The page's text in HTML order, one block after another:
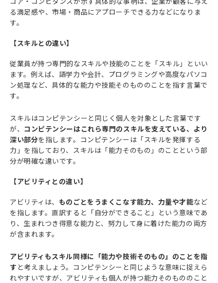
る満足感や、市場・商品にアプローチできる力などになりま
す。
【スキルとの違い】
従業員が持つ専門的なスキルや技能のことを「スキル」といい
ます。例えば、語学力や会計、プログラミングや高度なパソコ
ン処理など、具体的な能力や技能そのもののことを指す言葉で
す。
スキルはコンピテンシーと同じく個人を対象とした言葉です
が、 コンピテンシーはこれら専門のスキルを支えている、より
深い部分を指します。コンピテンシーは「スキルを発揮する
力」を指しており、スキルは「能力そのもの」のことという部
分が明確な違いです。
【アビリティとの違い】
アビリティは、 ものごとをうまくこなす能力、力量や才能など
を指します。直訳すると「自分ができること」という意味であ
り、生まれつき得意な能力と、努力して身に着けた能力の両方
が含まれます。
アビリティもスキル同様に「能力や技術そのもの」のことを指
す と考えましょう。コンピテンシーと同じような意味に捉えら
れやすいですが、アビリティも個人が持つ能力そのもののこと